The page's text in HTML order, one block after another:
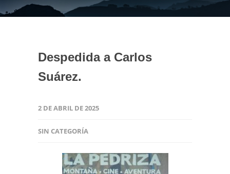
Despedida a Carlos
Suárez.
2 DE ABRIL DE 2025
SIN CATEGORÍA